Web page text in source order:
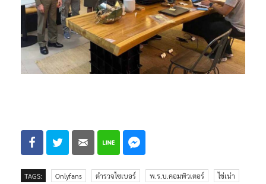
TAGS: Onlyfans ตำรวจไซเบอร์ พ.ร.บ.คอมพิวเตอร์ ไข่เน่า